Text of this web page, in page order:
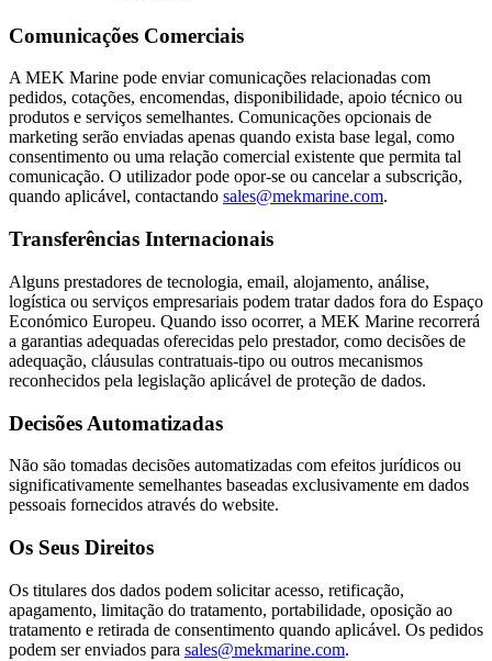
Comunicações Comerciais
A MEK Marine pode enviar comunicações relacionadas com
pedidos, cotações, encomendas, disponibilidade, apoio técnico ou
produtos e serviços semelhantes. Comunicações opcionais de
marketing serão enviadas apenas quando exista base legal, como
consentimento ou uma relação comercial existente que permita tal
comunicação. O utilizador pode opor-se ou cancelar a subscrição,
quando aplicável, contactando sales@mekmarine.com.
Transferências Internacionais
Alguns prestadores de tecnologia, email, alojamento, análise,
logística ou serviços empresariais podem tratar dados fora do Espaço
Económico Europeu. Quando isso ocorrer, a MEK Marine recorrerá
a garantias adequadas oferecidas pelo prestador, como decisões de
adequação, cláusulas contratuais-tipo ou outros mecanismos
reconhecidos pela legislação aplicável de proteção de dados.
Decisões Automatizadas
Não são tomadas decisões automatizadas com efeitos jurídicos ou
significativamente semelhantes baseadas exclusivamente em dados
pessoais fornecidos através do website.
Os Seus Direitos
Os titulares dos dados podem solicitar acesso, retificação,
apagamento, limitação do tratamento, portabilidade, oposição ao
tratamento e retirada de consentimento quando aplicável. Os pedidos
podem ser enviados para sales@mekmarine.com.